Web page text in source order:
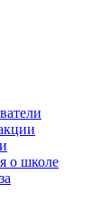
о школе